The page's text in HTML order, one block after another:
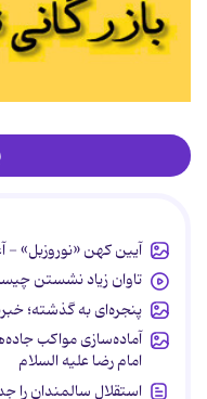
آیین کهن «نوروزبل» - آغاز
تاوان زیاد نشستن
پنجره‌ای به گذشته؛
آماده‌سازی مواکب
امام رضا علیه السلام
استقلال سالمندان را